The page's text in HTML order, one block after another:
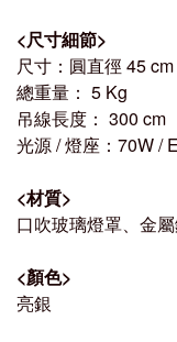
<尺寸細節>
尺寸：圓直徑 45
總重量： 5 Kg
吊線長度： 300 cm
光源 / 燈座：70W /
<材質>
口吹玻璃燈罩、金
<顏色>
亮銀